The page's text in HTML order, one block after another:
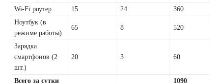
Wi-Fi роутер 15 24
360
Ноутбук (в
режиме работы)
65 8 520
Зарядка
смартфонов (2
шт.)
20 3 60
Всего за сутки 1090